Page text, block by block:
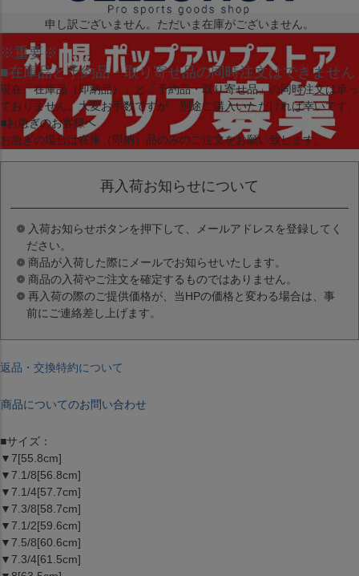
申し訳ございません。ただいま在庫がございません。
※重要※
■在庫品と予約品・取り寄せ品の同時注文はできません
現在 「在庫品（即納品）」 と 「予約品・取り寄せ品」の同時注文は承っ
ておりません。大変お手数ですが、別途ご購入いただければ幸いです。
■お急ぎのお客様へ
お急ぎの場合は在庫（即納）品のみのご注文をお願い致します。
再入荷お知らせについて
入荷お知らせボタンを押下して、メールアドレスを登録してく
ださい。
商品が入荷した際にメールでお知らせいたします。
商品の入荷やご注文を確定するものではありません。
再入荷の際のご提供価格が、当HPの価格と変わる場合は、事
前にご連絡差し上げます。
返品・交換特約について
商品についてのお問い合わせ
■サイズ：
▼7[55.8cm]
▼7.1/8[56.8cm]
▼7.1/4[57.7cm]
▼7.3/8[58.7cm]
▼7.1/2[59.6cm]
▼7.5/8[60.6cm]
▼7.3/4[61.5cm]